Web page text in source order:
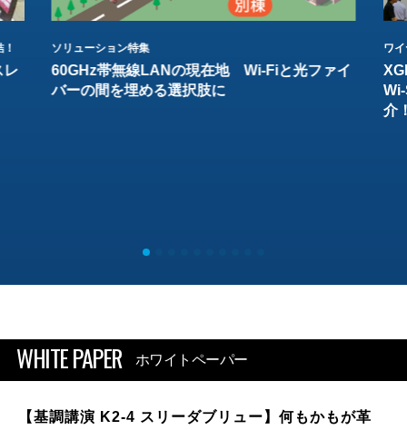
レ
ソリューション特集
60GHz帯無線LANの現在地 Wi-Fiと光ファイ
バーの間を埋める選択肢に
ワ
介
WHITE PAPER ホワイトペーパー
【基調講演 K2-4 スリーダブリュー】何もかもが革